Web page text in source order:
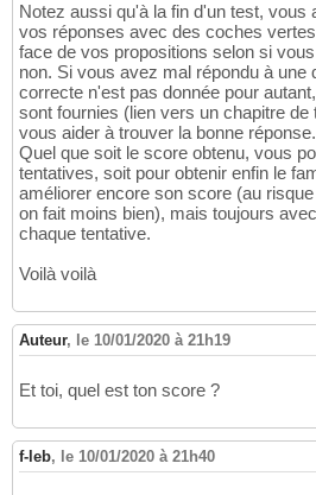
Notez aussi qu'à la fin d'un test, vous
vos réponses avec des coches
face de vos propositions selon si
non. Si vous avez mal répondu à une
correcte n'est pas donnée pour
sont fournies (lien vers un chapitre
vous aider à trouver la bonne réponse.
Quel que soit le score obtenu, vous
tentatives, soit pour obtenir enfin le
améliorer encore son score (au
on fait moins bien), mais toujours
chaque tentative.
Voilà voilà
Auteur, le 10/01/2020 à 21h19
Et toi, quel est ton score ?
f-leb, le 10/01/2020 à 21h40